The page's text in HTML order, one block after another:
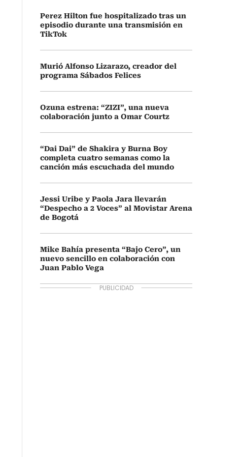
Perez Hilton fue hospitalizado tras un
episodio durante una transmisión en
TikTok
Murió Alfonso Lizarazo, creador del
programa Sábados Felices
Ozuna estrena: “ZIZI”, una nueva
colaboración junto a Omar Courtz
“Dai Dai” de Shakira y Burna Boy
completa cuatro semanas como la
canción más escuchada del mundo
Jessi Uribe y Paola Jara llevarán
“Despecho a 2 Voces” al Movistar Arena
de Bogotá
Mike Bahía presenta “Bajo Cero”, un
nuevo sencillo en colaboración con
Juan Pablo Vega